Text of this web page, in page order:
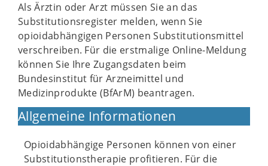
Als Ärztin oder Arzt müssen Sie an das
Substitutionsregister melden, wenn Sie
opioidabhängigen Personen Substitutionsmittel
verschreiben. Für die erstmalige Online-Meldung
können Sie Ihre Zugangsdaten beim
Bundesinstitut für Arzneimittel und
Medizinprodukte (BfArM) beantragen.
Allgemeine Informationen
Opioidabhängige Personen können von einer
Substitutionstherapie profitieren. Für die